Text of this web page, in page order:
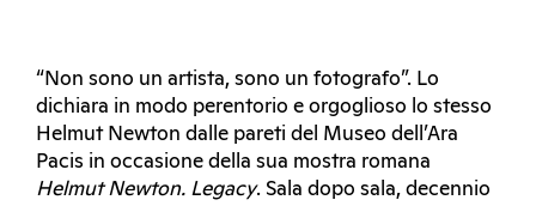
“Non sono un artista, sono un fotografo”. Lo
dichiara in modo perentorio e orgoglioso lo stesso
Helmut Newton dalle pareti del Museo dell’Ara
Pacis in occasione della sua mostra romana
Helmut Newton. Legacy. Sala dopo sala, decennio